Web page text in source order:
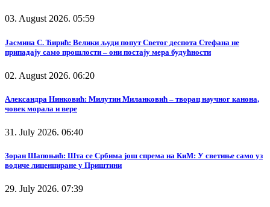
03. August 2026. 05:59
Јасмина С. Ћирић: Велики људи попут Светог деспота Стефана не
припадају само прошлости – они постају мера будућности
02. August 2026. 06:20
Александра Нинковић: Милутин Миланковић – творац научног канона,
човек морала и вере
31. July 2026. 06:40
Зоран Шапоњић: Шта се Србима још спрема на КиМ: У светиње само уз
водиче лиценциране у Приштини
29. July 2026. 07:39